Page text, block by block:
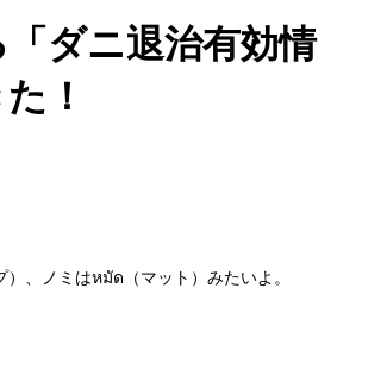
ダニ退治有効情
！
、ノミはหมัด（マット）みたいよ。